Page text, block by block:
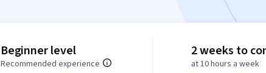
Beginner level
Recommended experience
2 weeks to
at 10 hours a week